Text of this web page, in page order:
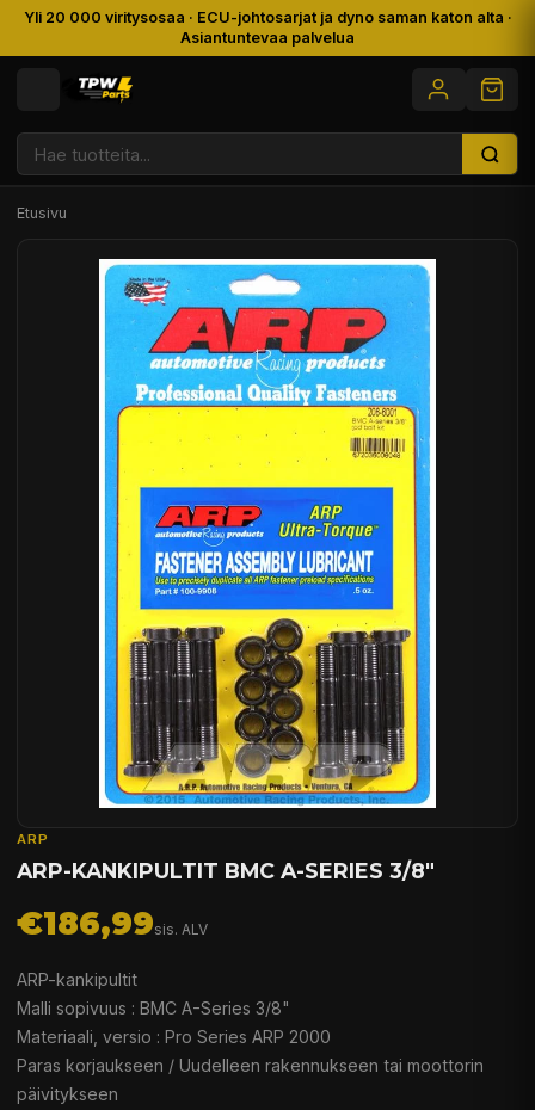
Yli 20 000 viritysosaa · ECU-johtosarjat ja dyno saman katon alta ·
Asiantuntevaa palvelua
Etusivu
ARP
ARP-KANKIPULTIT BMC A-SERIES 3/8"
€186,99sis. ALV
ARP-kankipultit
Malli sopivuus : BMC A-Series 3/8"
Materiaali, versio : Pro Series ARP 2000
Paras korjaukseen / Uudelleen rakennukseen tai moottorin
päivitykseen